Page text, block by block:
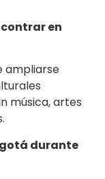
en
ampliarse
música, artes
durante